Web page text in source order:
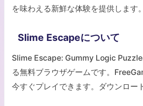
を味わえる新鮮な体験を提供します。
Slime Escapeについて
Slime Escape: Gummy Logic
る無料ブラウザゲームです。
今すぐプレイできます。ダウンロー